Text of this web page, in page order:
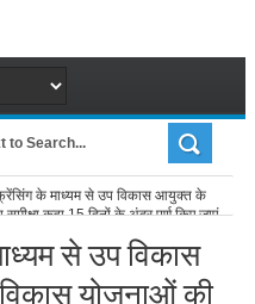
के माध्यम से उप विकास आयुक्त के
समीक्षा,कहा 15 दिनों के अंदर पूर्ण किए जाएं
से उप विकास
विकास योजनाओं की